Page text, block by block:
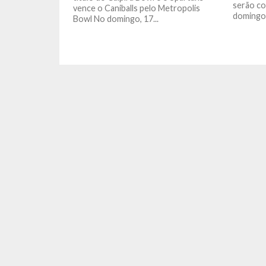
vence o Caniballs pelo Metropolis
Bowl No domingo, 17...
serão